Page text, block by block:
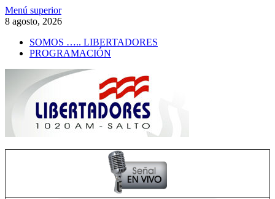
Saltar
al
Menú superior
8 agosto, 2026
SOMOS ….. LIBERTADORES
PROGRAMACIÓN